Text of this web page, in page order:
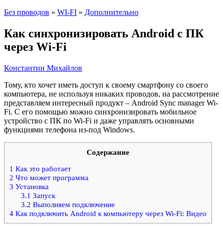
Без проводов » WI-FI » Дополнительно
Как синхронизировать Android с ПК
через Wi-Fi
Константин Михайлов
Тому, кто хочет иметь доступ к своему смартфону со своего
компьютера, не используя никаких проводов, на рассмотрение
представляем интересный продукт – Android Sync manager Wi-
Fi. С его помощью можно синхронизировать мобильное
устройство с ПК по Wi-Fi и даже управлять основными
функциями телефона из-под Windows.
Содержание
1 Как это работает
2 Что может программа
3 Установка
3.1 Запуск
3.2 Выполняем подключение
4 Как подключить Android к компьютеру через Wi-Fi: Видео